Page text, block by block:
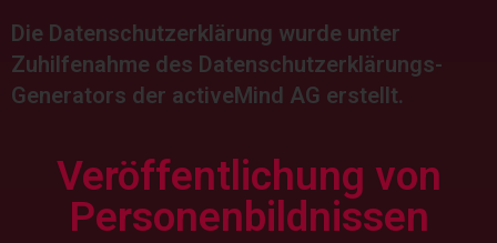
Die Datenschutzerklärung wurde unter
Zuhilfenahme des Datenschutzerklärungs-
Generators der activeMind AG erstellt.
Veröffentlichung von
Personenbildnissen